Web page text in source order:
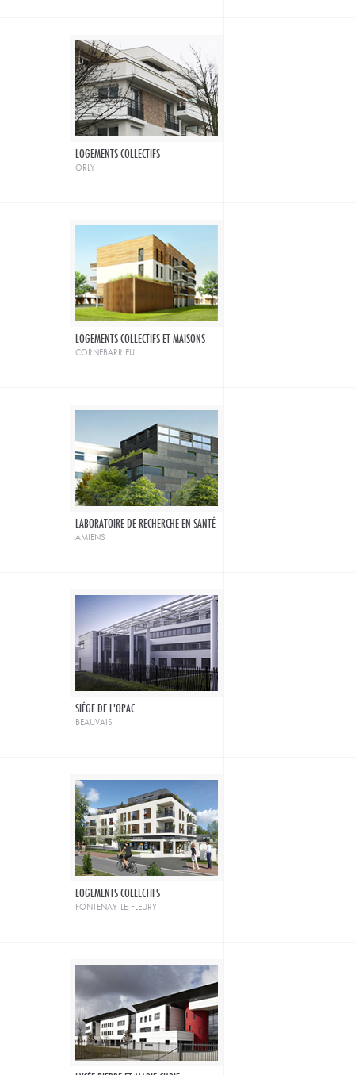
LOGEMENTS COLLECTIFS
orly
LOGEMENTS COLLECTIFS ET MAISONS
cornebarrieu
LABORATOIRE DE RECHERCHE EN SANTÉ
amiens
SIÉGE DE L'OPAC
beauvais
LOGEMENTS COLLECTIFS
fontenay le fleury